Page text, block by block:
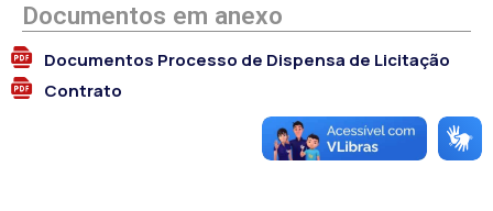
Documentos em anexo
Documentos Processo de Dispensa de Licitação
Contrato